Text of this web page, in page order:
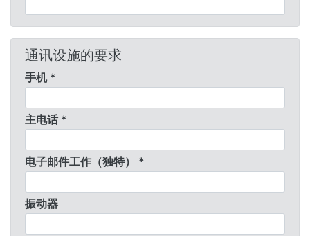
通讯设施的要求
手机 *
主电话 *
电子邮件工作（独特） *
振动器